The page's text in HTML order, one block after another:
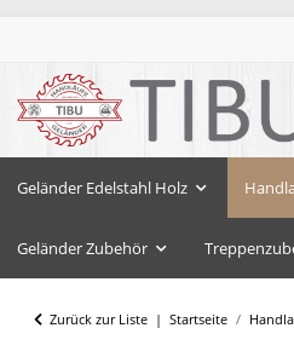
Geländer Edelstahl Holz
Geländer Zubehör
Zurück zur Liste Startseite